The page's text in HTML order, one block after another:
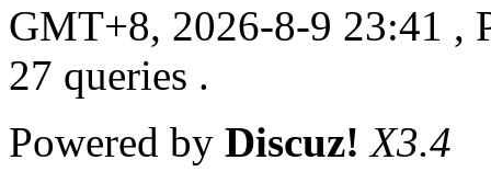
GMT+8, 2026-8-9 23:41 ,
27 queries .
Powered by Discuz! X3.4